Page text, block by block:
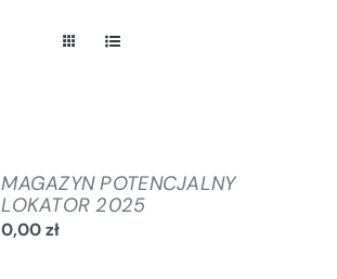
MAGAZYN POTENCJALNY
LOKATOR 2025
0,00zł